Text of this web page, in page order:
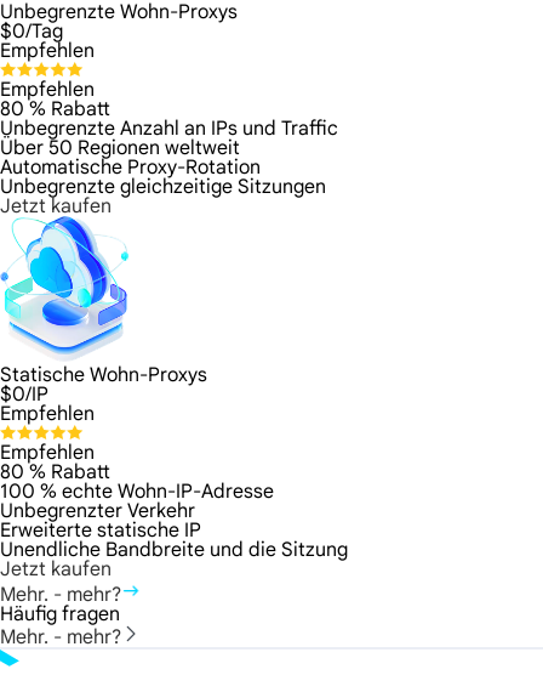
Unbegrenzte Wohn-Proxys
$0/Tag
Empfehlen
Empfehlen
80 % Rabatt
Unbegrenzte Anzahl an IPs und Traffic
Über 50 Regionen weltweit
Automatische Proxy-Rotation
Unbegrenzte gleichzeitige Sitzungen
Jetzt kaufen
Statische Wohn-Proxys
$0/IP
Empfehlen
Empfehlen
80 % Rabatt
100 % echte Wohn-IP-Adresse
Unbegrenzter Verkehr
Erweiterte statische IP
Unendliche Bandbreite und die Sitzung
Jetzt kaufen
Mehr. - mehr?
Häufig fragen
Mehr. - mehr?